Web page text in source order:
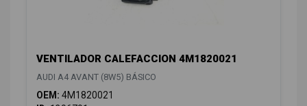
VENTILADOR CALEFACCION 4M1820021
AUDI A4 AVANT (8W5) BÁSICO
OEM: 4M1820021